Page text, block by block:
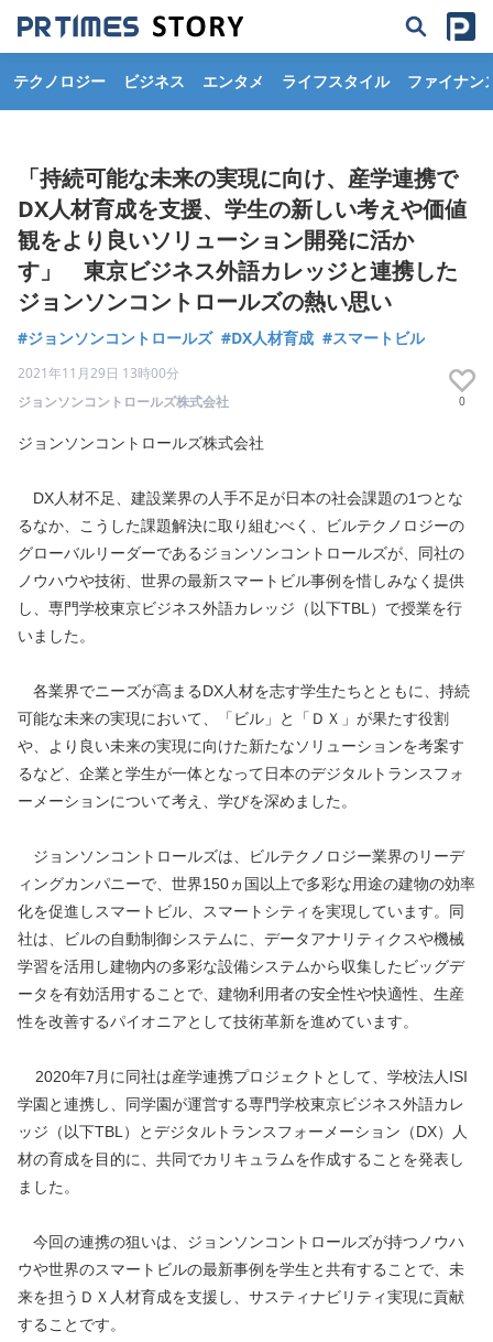
テクノロジー ビジネス エンタメ ライフスタイル ファイナン
「持続可能な未来の実現に向け、産学連携で
DX人材育成を支援、学生の新しい考えや価値
観をより良いソリューション開発に活か
す」 東京ビジネス外語カレッジと連携した
ジョンソンコントロールズの熱い思い
#ジョンソンコントロールズ #DX人材育成 #スマートビル
2021年11月29日 13時00分
ジョンソンコントロールズ株式会社
0
ジョンソンコントロールズ株式会社
DX人材不足、建設業界の人手不足が日本の社会課題の1つとな
るなか、こうした課題解決に取り組むべく、ビルテクノロジーの
グローバルリーダーであるジョンソンコントロールズが、同社の
ノウハウや技術、世界の最新スマートビル事例を惜しみなく提供
し、専門学校東京ビジネス外語カレッジ（以下TBL）で授業を行
いました。
各業界でニーズが高まるDX人材を志す学生たちとともに、持続
可能な未来の実現において、「ビル」と「ＤＸ」が果たす役割
や、より良い未来の実現に向けた新たなソリューションを考案す
るなど、企業と学生が一体となって日本のデジタルトランスフォ
ーメーションについて考え、学びを深めました。
ジョンソンコントロールズは、ビルテクノロジー業界のリーデ
ィングカンパニーで、世界150ヵ国以上で多彩な用途の建物の効率
化を促進しスマートビル、スマートシティを実現しています。同
社は、ビルの自動制御システムに、データアナリティクスや機械
学習を活用し建物内の多彩な設備システムから収集したビッグデ
ータを有効活用することで、建物利用者の安全性や快適性、生産
性を改善するパイオニアとして技術革新を進めています。
学園と連携し、同学園が運営する専門学校東京ビジネス外語カレ
ッジ（以下TBL）とデジタルトランスフォーメーション（DX）人
材の育成を目的に、共同でカリキュラムを作成することを発表し
ました。
今回の連携の狙いは、ジョンソンコントロールズが持つノウハ
ウや世界のスマートビルの最新事例を学生と共有することで、未
来を担うＤＸ人材育成を支援し、サスティナビリティ実現に貢献
することです。